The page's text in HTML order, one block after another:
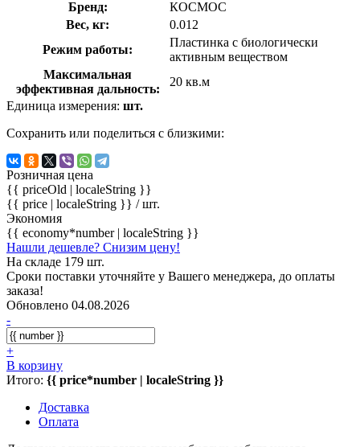
Бренд:
КОСМОС
Вес, кг:
0.012
Режим работы:
Пластинка с биологически
активным веществом
Максимальная
эффективная дальность:
20 кв.м
Единица измерения: шт.
Сохранить или поделиться с близкими:
Розничная цена
{{ priceOld | localeString }}
{{ price | localeString }} / шт.
Экономия
{{ economy*number | localeString }}
Нашли дешевле? Снизим цену!
На складе 179 шт.
Сроки поставки уточняйте у Вашего менеджера, до оплаты
заказа!
Обновлено 04.08.2026
-
+
В корзину
Итого: {{ price*number | localeString }}
Доставка
Оплата